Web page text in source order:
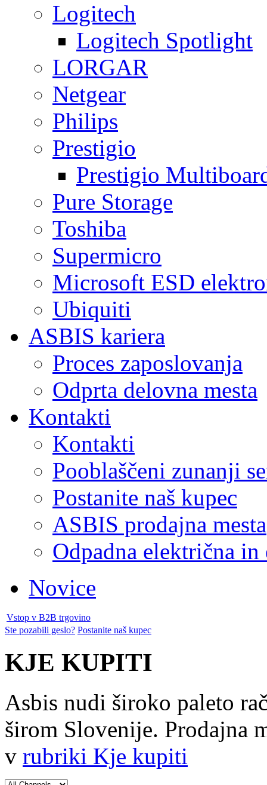
Logitech
Logitech Spotlight
LORGAR
Netgear
Philips
Prestigio
Prestigio
Pure Storage
Toshiba
Supermicro
Microsoft ESD
Ubiquiti
ASBIS kariera
Proces zaposlovanja
Odprta delovna mesta
Kontakti
Kontakti
Pooblaščeni zunanji
Postanite naš kupec
ASBIS prodajna mesta
Odpadna električna
Novice
Vstop v B2B trgovino
Ste pozabili geslo? Postanite naš kupec
KJE KUPITI
Asbis nudi široko paleto
širom Slovenije. Prodajna
v rubriki Kje kupiti